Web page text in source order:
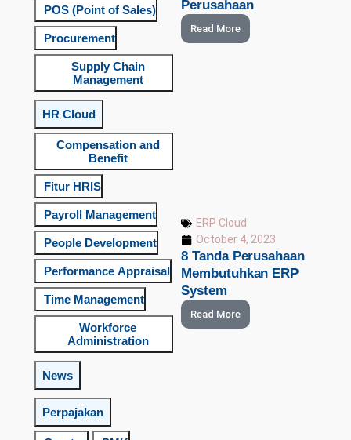
POS (Point of Sales)
Procurement
Supply Chain
Management
HR Cloud
Compensation and
Benefit
Fitur HRIS
Payroll Management
People Development
Performance Appraisal
Time Management
Workforce
Administration
News
Perpajakan
Perusahaan
Read More
ERP Cloud
October 4, 2023
8 Tanda Perusahaan
Membutuhkan ERP
System
Read More